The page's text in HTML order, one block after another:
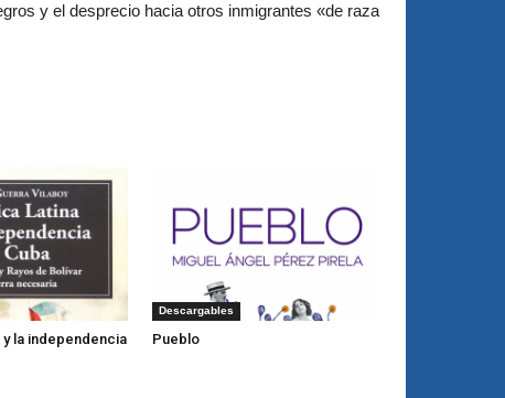
y el desprecio hacia otros inmigrantes «de raza
la independencia
Descargables
Pueblo